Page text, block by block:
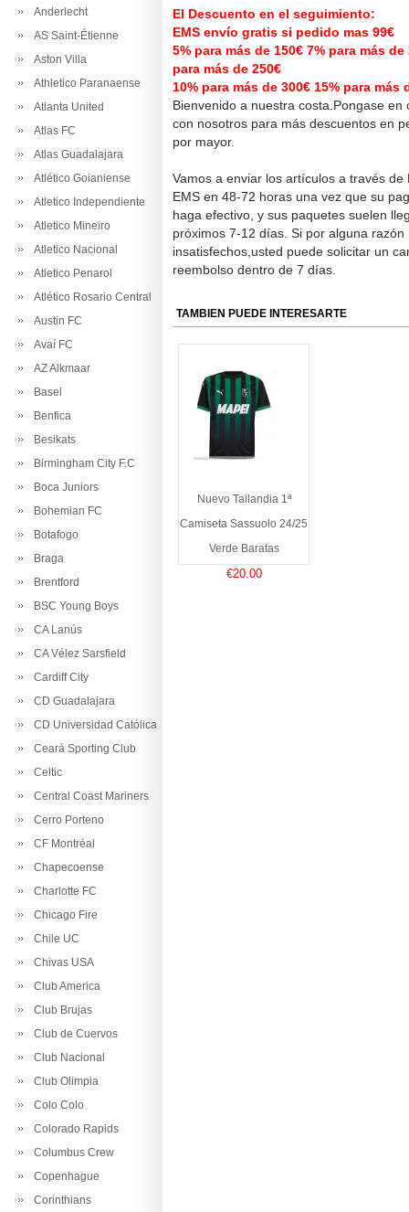
Anderlecht
AS Saint-Étienne
Aston Villa
Athletico Paranaense
Atlanta United
Atlas FC
Atlas Guadalajara
Atlético Goianiense
Atletico Independiente
Atletico Mineiro
Atletico Nacional
Atletico Penarol
Atlético Rosario Central
Austin FC
Avaí FC
AZ Alkmaar
Basel
Benfica
Besikats
Birmingham City F.C
Boca Juniors
Bohemian FC
Botafogo
Braga
Brentford
BSC Young Boys
CA Lanús
CA Vélez Sarsfield
Cardiff City
CD Guadalajara
CD Universidad Católica
Ceará Sporting Club
Celtic
Central Coast Mariners
Cerro Porteno
CF Montréal
Chapecoense
Charlotte FC
Chicago Fire
Chile UC
Chivas USA
Club America
Club Brujas
Club de Cuervos
Club Nacional
Club Olimpia
Colo Colo
Colorado Rapids
Columbus Crew
Copenhague
Corinthians
El Descuento en el seguimiento:
EMS envío gratis si pedido mas 99€
5% para más de 150€ 7% para más de
para más de 250€
10% para más de 300€ 15% para más
Bienvenido a nuestra costa.Pongase en
con nosotros para más descuentos en
por mayor.
Vamos a enviar los artículos a través de
EMS en 48-72 horas una vez que su
haga efectivo, y sus paquetes suelen
próximos 7-12 días. Si por alguna razón
insatisfechos,usted puede solicitar un
reembolso dentro de 7 días.
TAMBIEN PUEDE INTERESARTE
Nuevo Tailandia 1ª
Camiseta Sassuolo 24/25
Verde Baratas
€20.00